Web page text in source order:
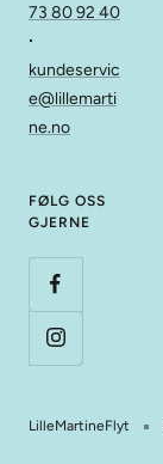
73 80 92 40
∙
kundeservic
e@lillemarti
ne.no
FØLG OSS
GJERNE
LilleMartineFlyt